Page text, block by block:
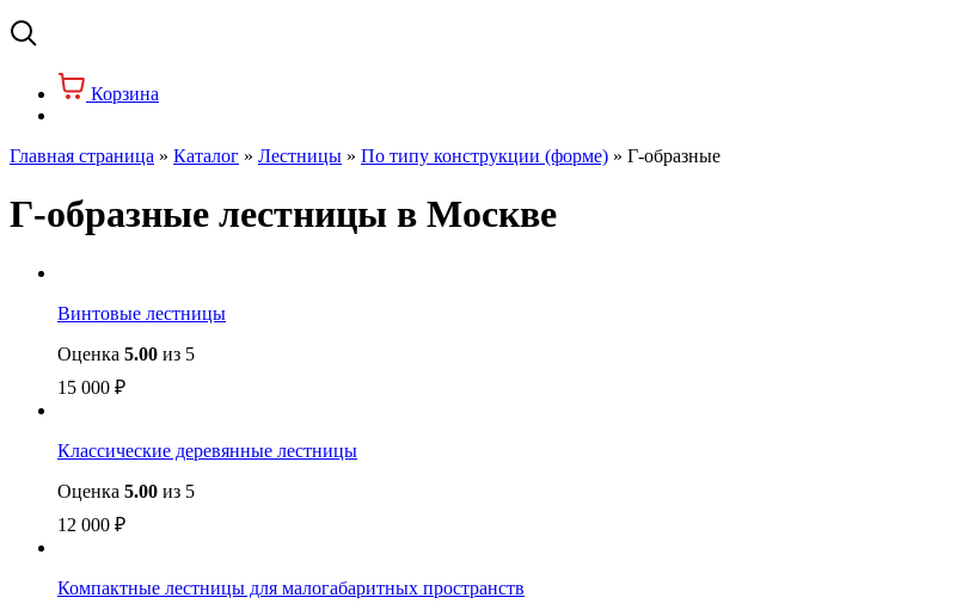
Корзина
Главная страница » Каталог » Лестницы » По типу конструкции (форме) » Г-образные
Г-образные лестницы в Москве
Винтовые лестницы
Оценка 5.00 из 5
15 000 ₽
Классические деревянные лестницы
Оценка 5.00 из 5
12 000 ₽
Компактные лестницы для малогабаритных пространств